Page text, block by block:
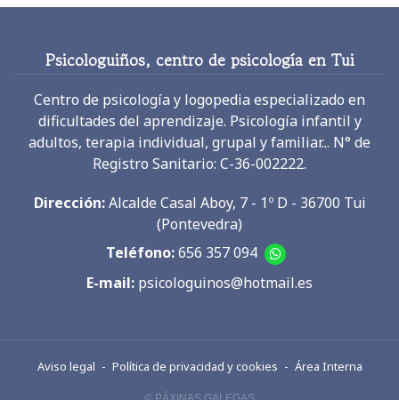
Psicologuiños, centro de psicología en Tui
Centro de psicología y logopedia especializado en
dificultades del aprendizaje. Psicología infantil y
adultos, terapia individual, grupal y familiar... N° de
Registro Sanitario: C-36-002222.
Dirección: Alcalde Casal Aboy, 7 - 1º D - 36700 Tui
(Pontevedra)
Teléfono:656 357 094
E-mail: psicologuinos@hotmail.es
Aviso legal - Política de privacidad y cookies - Área Interna